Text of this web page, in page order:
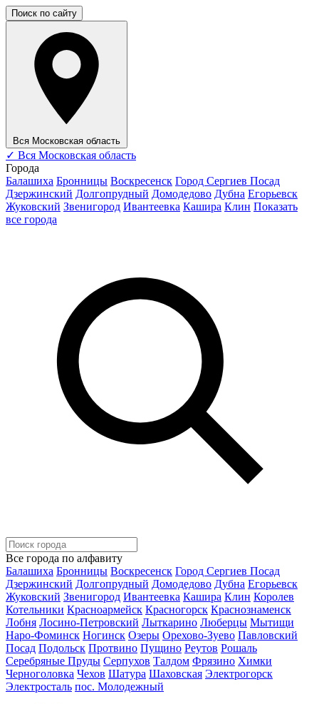
Поиск по сайту
Вся Московская область
✓ Вся Московская область
Города
Балашиха Бронницы Воскресенск Город Сергиев Посад
Дзержинский Долгопрудный Домодедово Дубна Егорьевск
Жуковский Звенигород Ивантеевка Кашира Клин Показать
все города
Все города по алфавиту
Балашиха Бронницы Воскресенск Город Сергиев Посад
Дзержинский Долгопрудный Домодедово Дубна Егорьевск
Жуковский Звенигород Ивантеевка Кашира Клин Королев
Котельники Красноармейск Красногорск Краснознаменск
Лобня Лосино-Петровский Лыткарино Люберцы Мытищи
Наро-Фоминск Ногинск Озеры Орехово-Зуево Павловский
Посад Подольск Протвино Пущино Реутов Рошаль
Серебряные Пруды Серпухов Талдом Фрязино Химки
Черноголовка Чехов Шатура Шаховская Электрогорск
Электросталь пос. Молодежный